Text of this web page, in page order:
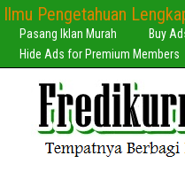
Ilmu Pengetahuan
Pasang Iklan Murah
Buy
Hide Ads for Premium Members